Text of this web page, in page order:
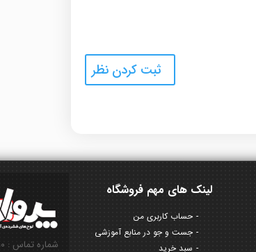
شماره تماس : ۲۲۶۹۱۰۱۰-(۰۲۱)
لینک های مهم فروشگاه
حساب کاربری من
جست و جو در منابع آموزشی
سبد خرید